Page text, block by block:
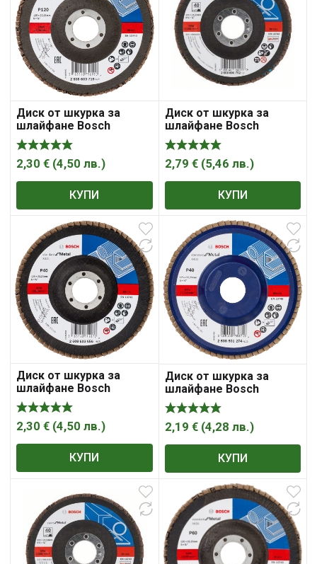
Диск от шкурка за
шлайфане Bosch
ламелен за метал 125
мм, 22.23 мм, P120,
Standard for Metal X431
2,30 € (4,50 лв.)
КУПИ
Диск от шкурка за
шлайфане Bosch
ламелен за метал 125
мм, 22.23 мм, P40,
Expert for Metal X551
2,79 € (5,46 лв.)
КУПИ
Диск от шкурка за
шлайфане Bosch
ламелен за метал 125
мм, 22.23 мм, P40,
Standard for Metal X431
2,30 € (4,50 лв.)
КУПИ
Диск от шкурка за
шлайфане Bosch
ламелен за метал 125
мм, 22.23 мм, P40,
Standard for Metal X431
2,19 € (4,28 лв.)
КУПИ